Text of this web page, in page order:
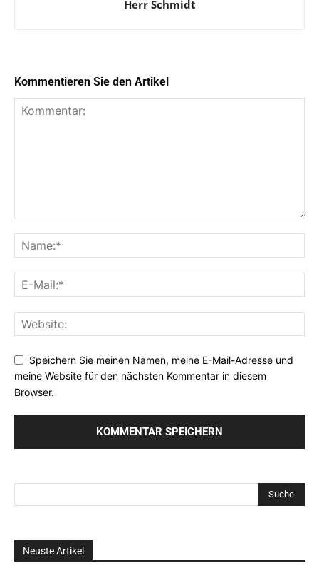
Herr Schmidt
Kommentieren Sie den Artikel
Speichern Sie meinen Namen, meine E-Mail-Adresse und
meine Website für den nächsten Kommentar in diesem
Browser.
Neuste Artikel